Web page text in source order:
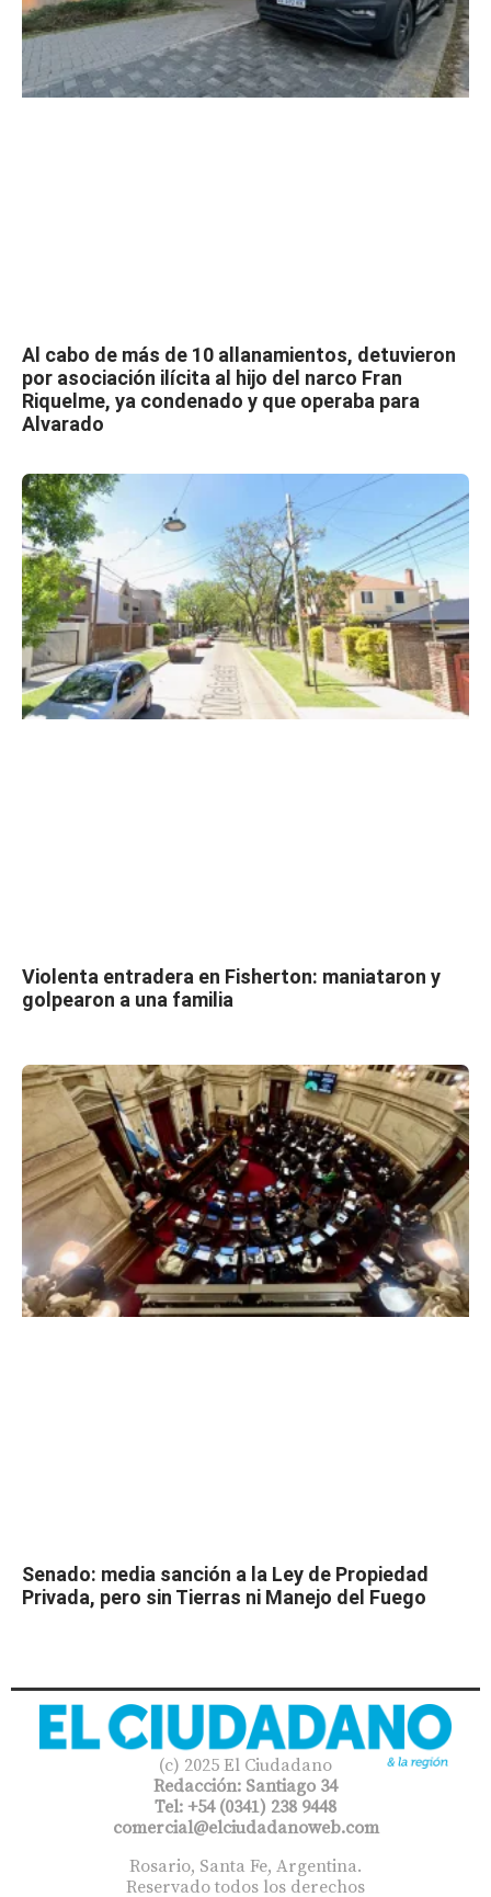
Al cabo de más de 10 allanamientos, detuvieron
por asociación ilícita al hijo del narco Fran
Riquelme, ya condenado y que operaba para
Alvarado
Violenta entradera en Fisherton: maniataron y
golpearon a una familia
Senado: media sanción a la Ley de Propiedad
Privada, pero sin Tierras ni Manejo del Fuego
(c) 2025 El Ciudadano
Redacción: Santiago 34
Tel: +54 (0341) 238 9448
comercial@elciudadanoweb.com​
Rosario, Santa Fe, Argentina.
Reservado todos los derechos